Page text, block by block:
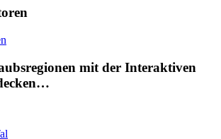
mit der Interaktiven